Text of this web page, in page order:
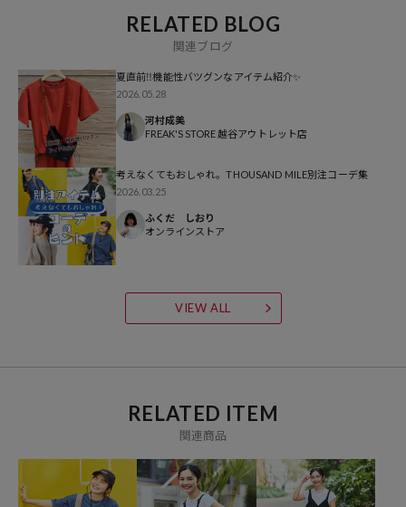
キャップやスニーカー、ナイロンバッグやメッシュバッグを合わせれ
ばスポーティーな雰囲気に、ストローハットやカゴバッグ、サンダル
を合わせてちょっぴりリゾート感を出してみたりと小物で変化を付け
られます。
※こちらの商品は、弊社管理上のカラーを表記しております為、タグ
のカラー表記と異なる記載となっております。
【サイト表記：タグ表記】
ブラック：BLK
ベージュ：BEIGE
と色味が異なる場合がございます。また表示のサイズ感と実物は若干
異なる場合もございますので、予めご了承ください。
※着用、お取り扱いの際は、商品についている品質表示とアテンショ
参考価格
RELATED BLOG
関連ブログ
夏直前‼️機能性バツグンなアイテム紹介✨
2026.05.28
河村成美
FREAK'S STORE 越谷アウトレット店
考えなくてもおしゃれ。THOUSAND MILE別注コーデ集
2026.03.25
ふくだ しおり
オンラインストア
VIEW ALL
RELATED ITEM
関連商品